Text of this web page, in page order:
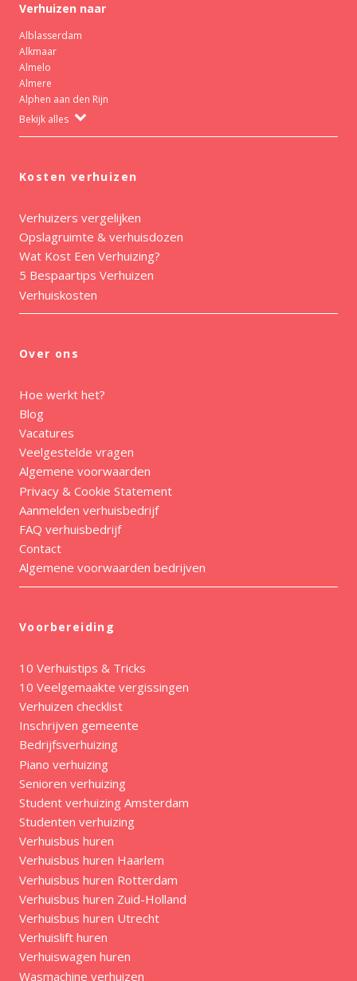
Verhuizen naar
Alblasserdam
Alkmaar
Almelo
Almere
Alphen aan den Rijn
Bekijk alles
Kosten verhuizen
Verhuizers vergelijken
Opslagruimte & verhuisdozen
Wat Kost Een Verhuizing?
5 Bespaartips Verhuizen
Verhuiskosten
Over ons
Hoe werkt het?
Blog
Vacatures
Veelgestelde vragen
Algemene voorwaarden
Privacy & Cookie Statement
Aanmelden verhuisbedrijf
FAQ verhuisbedrijf
Contact
Algemene voorwaarden bedrijven
Voorbereiding
10 Verhuistips & Tricks
10 Veelgemaakte vergissingen
Verhuizen checklist
Inschrijven gemeente
Bedrijfsverhuizing
Piano verhuizing
Senioren verhuizing
Student verhuizing Amsterdam
Studenten verhuizing
Verhuisbus huren
Verhuisbus huren Haarlem
Verhuisbus huren Rotterdam
Verhuisbus huren Zuid-Holland
Verhuisbus huren Utrecht
Verhuislift huren
Verhuiswagen huren
Wasmachine verhuizen